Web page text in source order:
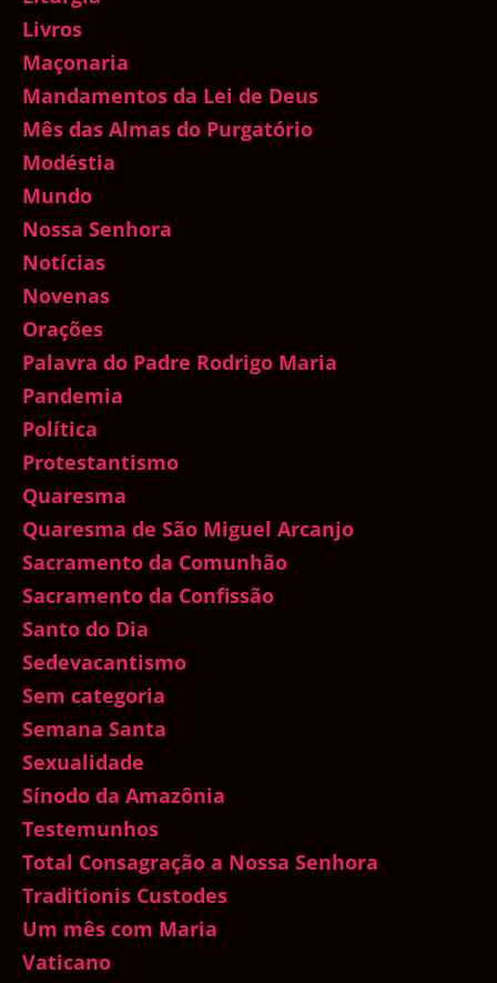
Livros
Maçonaria
Mandamentos da Lei de Deus
Mês das Almas do Purgatório
Modéstia
Mundo
Nossa Senhora
Notícias
Novenas
Orações
Palavra do Padre Rodrigo Maria
Pandemia
Política
Protestantismo
Quaresma
Quaresma de São Miguel Arcanjo
Sacramento da Comunhão
Sacramento da Confissão
Santo do Dia
Sedevacantismo
Sem categoria
Semana Santa
Sexualidade
Sínodo da Amazônia
Testemunhos
Total Consagração a Nossa Senhora
Traditionis Custodes
Um mês com Maria
Vaticano